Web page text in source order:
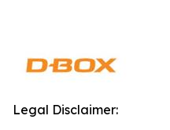
Legal Disclaimer: